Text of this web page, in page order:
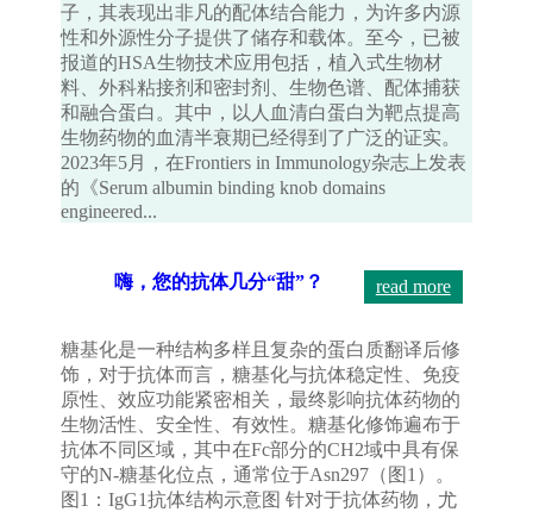
子，其表现出非凡的配体结合能力，为许多内源
性和外源性分子提供了储存和载体。至今，已被
报道的HSA生物技术应用包括，植入式生物材
料、外科粘接剂和密封剂、生物色谱、配体捕获
和融合蛋白。其中，以人血清白蛋白为靶点提高
生物药物的血清半衰期已经得到了广泛的证实。
2023年5月，在Frontiers in Immunology杂志上发表
的《Serum albumin binding knob domains
engineered...
嗨，您的抗体几分“甜”？
糖基化是一种结构多样且复杂的蛋白质翻译后修
饰，对于抗体而言，糖基化与抗体稳定性、免疫
原性、效应功能紧密相关，最终影响抗体药物的
生物活性、安全性、有效性。糖基化修饰遍布于
抗体不同区域，其中在Fc部分的CH2域中具有保
守的N-糖基化位点，通常位于Asn297（图1）。
图1：IgG1抗体结构示意图 针对于抗体药物，尤
read more